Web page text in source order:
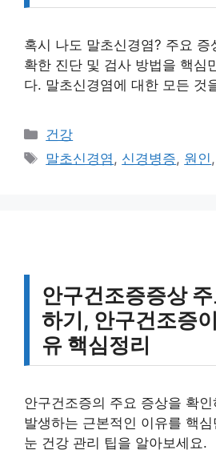
혹시 나도 말초신경염? 주요 증
확한 진단 및 검사 방법을 핵심
다. 말초신경염에 대한 모든 것
카
테
건강
태
말초신경염, 신경병증, 원인,
안구건조증증상
하기, 안구건조증
유 핵심정리
안구건조증의 주요 증상을 확
발생하는 근본적인 이유를 핵
눈 건강 관리 팁을 알아보세요.